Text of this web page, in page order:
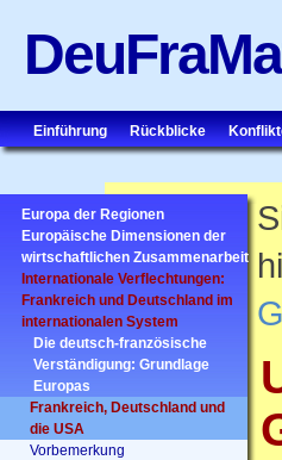
Einführung Rückblicke
Europa der Regionen
Europäische Dimensionen der
wirtschaftlichen Zusammenarbeit
Internationale Verflechtungen:
Frankreich und Deutschland im
internationalen System
Die deutsch-französische
Verständigung: Grundlage
Europas
Frankreich, Deutschland und
die USA
Vorbemerkung